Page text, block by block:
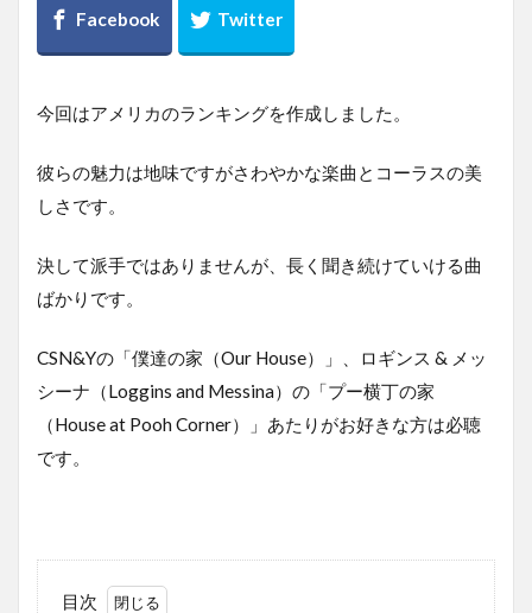
今回はアメリカのランキングを作成しました。
彼らの魅力は地味ですがさわやかな楽曲とコーラスの美
しさです。
決して派手ではありませんが、長く聞き続けていける曲
ばかりです。
CSN&Yの「僕達の家（Our House）」、ロギンス & メッ
シーナ（Loggins and Messina）の「プー横丁の家
（House at Pooh Corner）」あたりがお好きな方は必聴
です。
目次